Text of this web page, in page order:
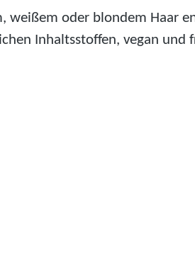
weißem oder blondem Haar
Inhaltsstoffen, vegan und